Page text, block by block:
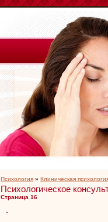
Психология » Клиническая
Психологическое
Страница 16